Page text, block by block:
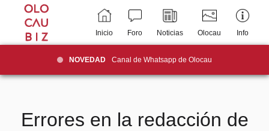
Inicio Foro Noticias Olocau Info
NOVEDAD Canal de Whatsapp de Olocau
Errores en la redacción de